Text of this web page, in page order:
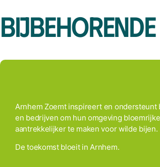
Arnhem Zoemt inspireert en ondersteunt
en bedrijven om hun omgeving
aantrekkelijker te maken voor wilde bijen.
De toekomst bloeit in Arnhem.